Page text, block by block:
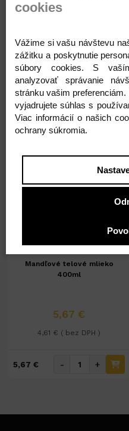
Gluconate
Mandľové telové mlieko
400ml
5,67 €
4,61 € ( bez DPH )
5,67 € - +
cookies
Vážime si vašu návštevu
zážitku a poskytnutie
súbory cookies. S
analyzovať správanie
stránku vašim
vyjadrujete súhlas s
Viac informácií o našich
ochrany súkromia.